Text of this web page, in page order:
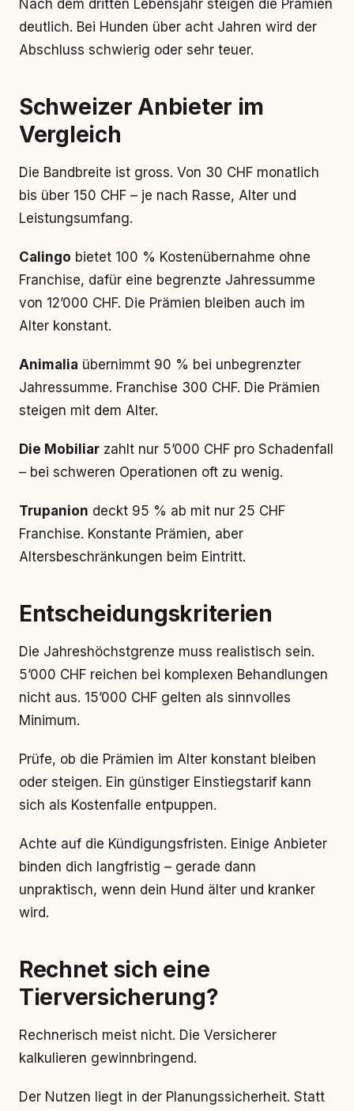
Nach dem dritten Lebensjahr steigen die Prämien
deutlich. Bei Hunden über acht Jahren wird der
Abschluss schwierig oder sehr teuer.
Schweizer Anbieter im
Vergleich
Die Bandbreite ist gross. Von 30 CHF monatlich
bis über 150 CHF – je nach Rasse, Alter und
Leistungsumfang.
Calingo bietet 100 % Kostenübernahme ohne
Franchise, dafür eine begrenzte Jahressumme
von 12’000 CHF. Die Prämien bleiben auch im
Alter konstant.
Animalia übernimmt 90 % bei unbegrenzter
Jahressumme. Franchise 300 CHF. Die Prämien
steigen mit dem Alter.
Die Mobiliar zahlt nur 5’000 CHF pro Schadenfall
– bei schweren Operationen oft zu wenig.
Trupanion deckt 95 % ab mit nur 25 CHF
Franchise. Konstante Prämien, aber
Altersbeschränkungen beim Eintritt.
Entscheidungskriterien
Die Jahreshöchstgrenze muss realistisch sein.
5’000 CHF reichen bei komplexen Behandlungen
nicht aus. 15’000 CHF gelten als sinnvolles
Minimum.
Prüfe, ob die Prämien im Alter konstant bleiben
oder steigen. Ein günstiger Einstiegstarif kann
sich als Kostenfalle entpuppen.
Achte auf die Kündigungsfristen. Einige Anbieter
binden dich langfristig – gerade dann
unpraktisch, wenn dein Hund älter und kranker
wird.
Rechnet sich eine
Tierversicherung?
Rechnerisch meist nicht. Die Versicherer
kalkulieren gewinnbringend.
Der Nutzen liegt in der Planungssicherheit. Statt